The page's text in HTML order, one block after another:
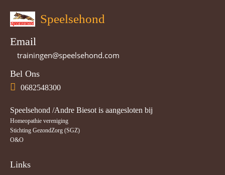
Speelsehond
Email
trainingen@speelsehond.com
Bel Ons
0682548300
Speelsehond /Andre Biesot is aangesloten bij
Homeopathie vereniging
Stichting GezondZorg (SGZ)
O&O
Links